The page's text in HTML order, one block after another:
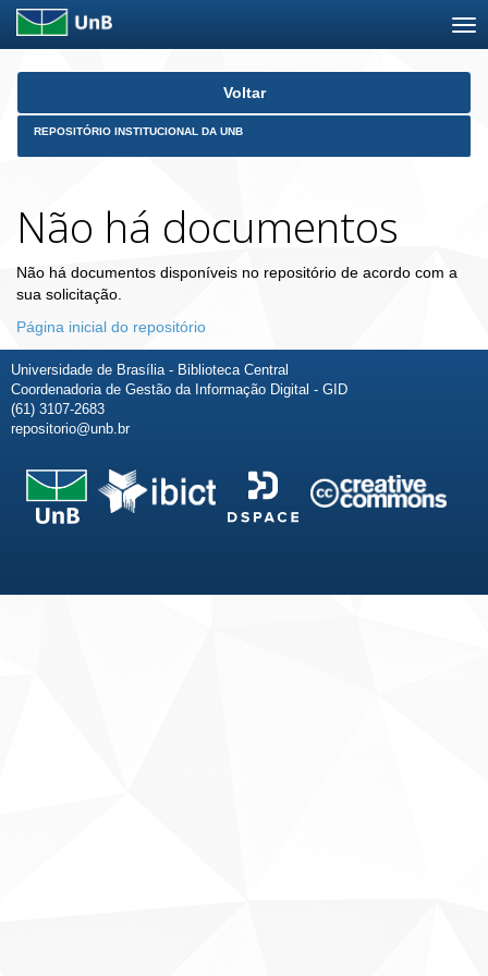
Skip
Voltar
REPOSITÓRIO INSTITUCIONAL DA UNB
Não há documentos
Não há documentos disponíveis no repositório de acordo com a
sua solicitação.
Página inicial do repositório
Universidade de Brasília - Biblioteca Central
Coordenadoria de Gestão da Informação Digital - GID
(61) 3107-2683
repositorio@unb.br